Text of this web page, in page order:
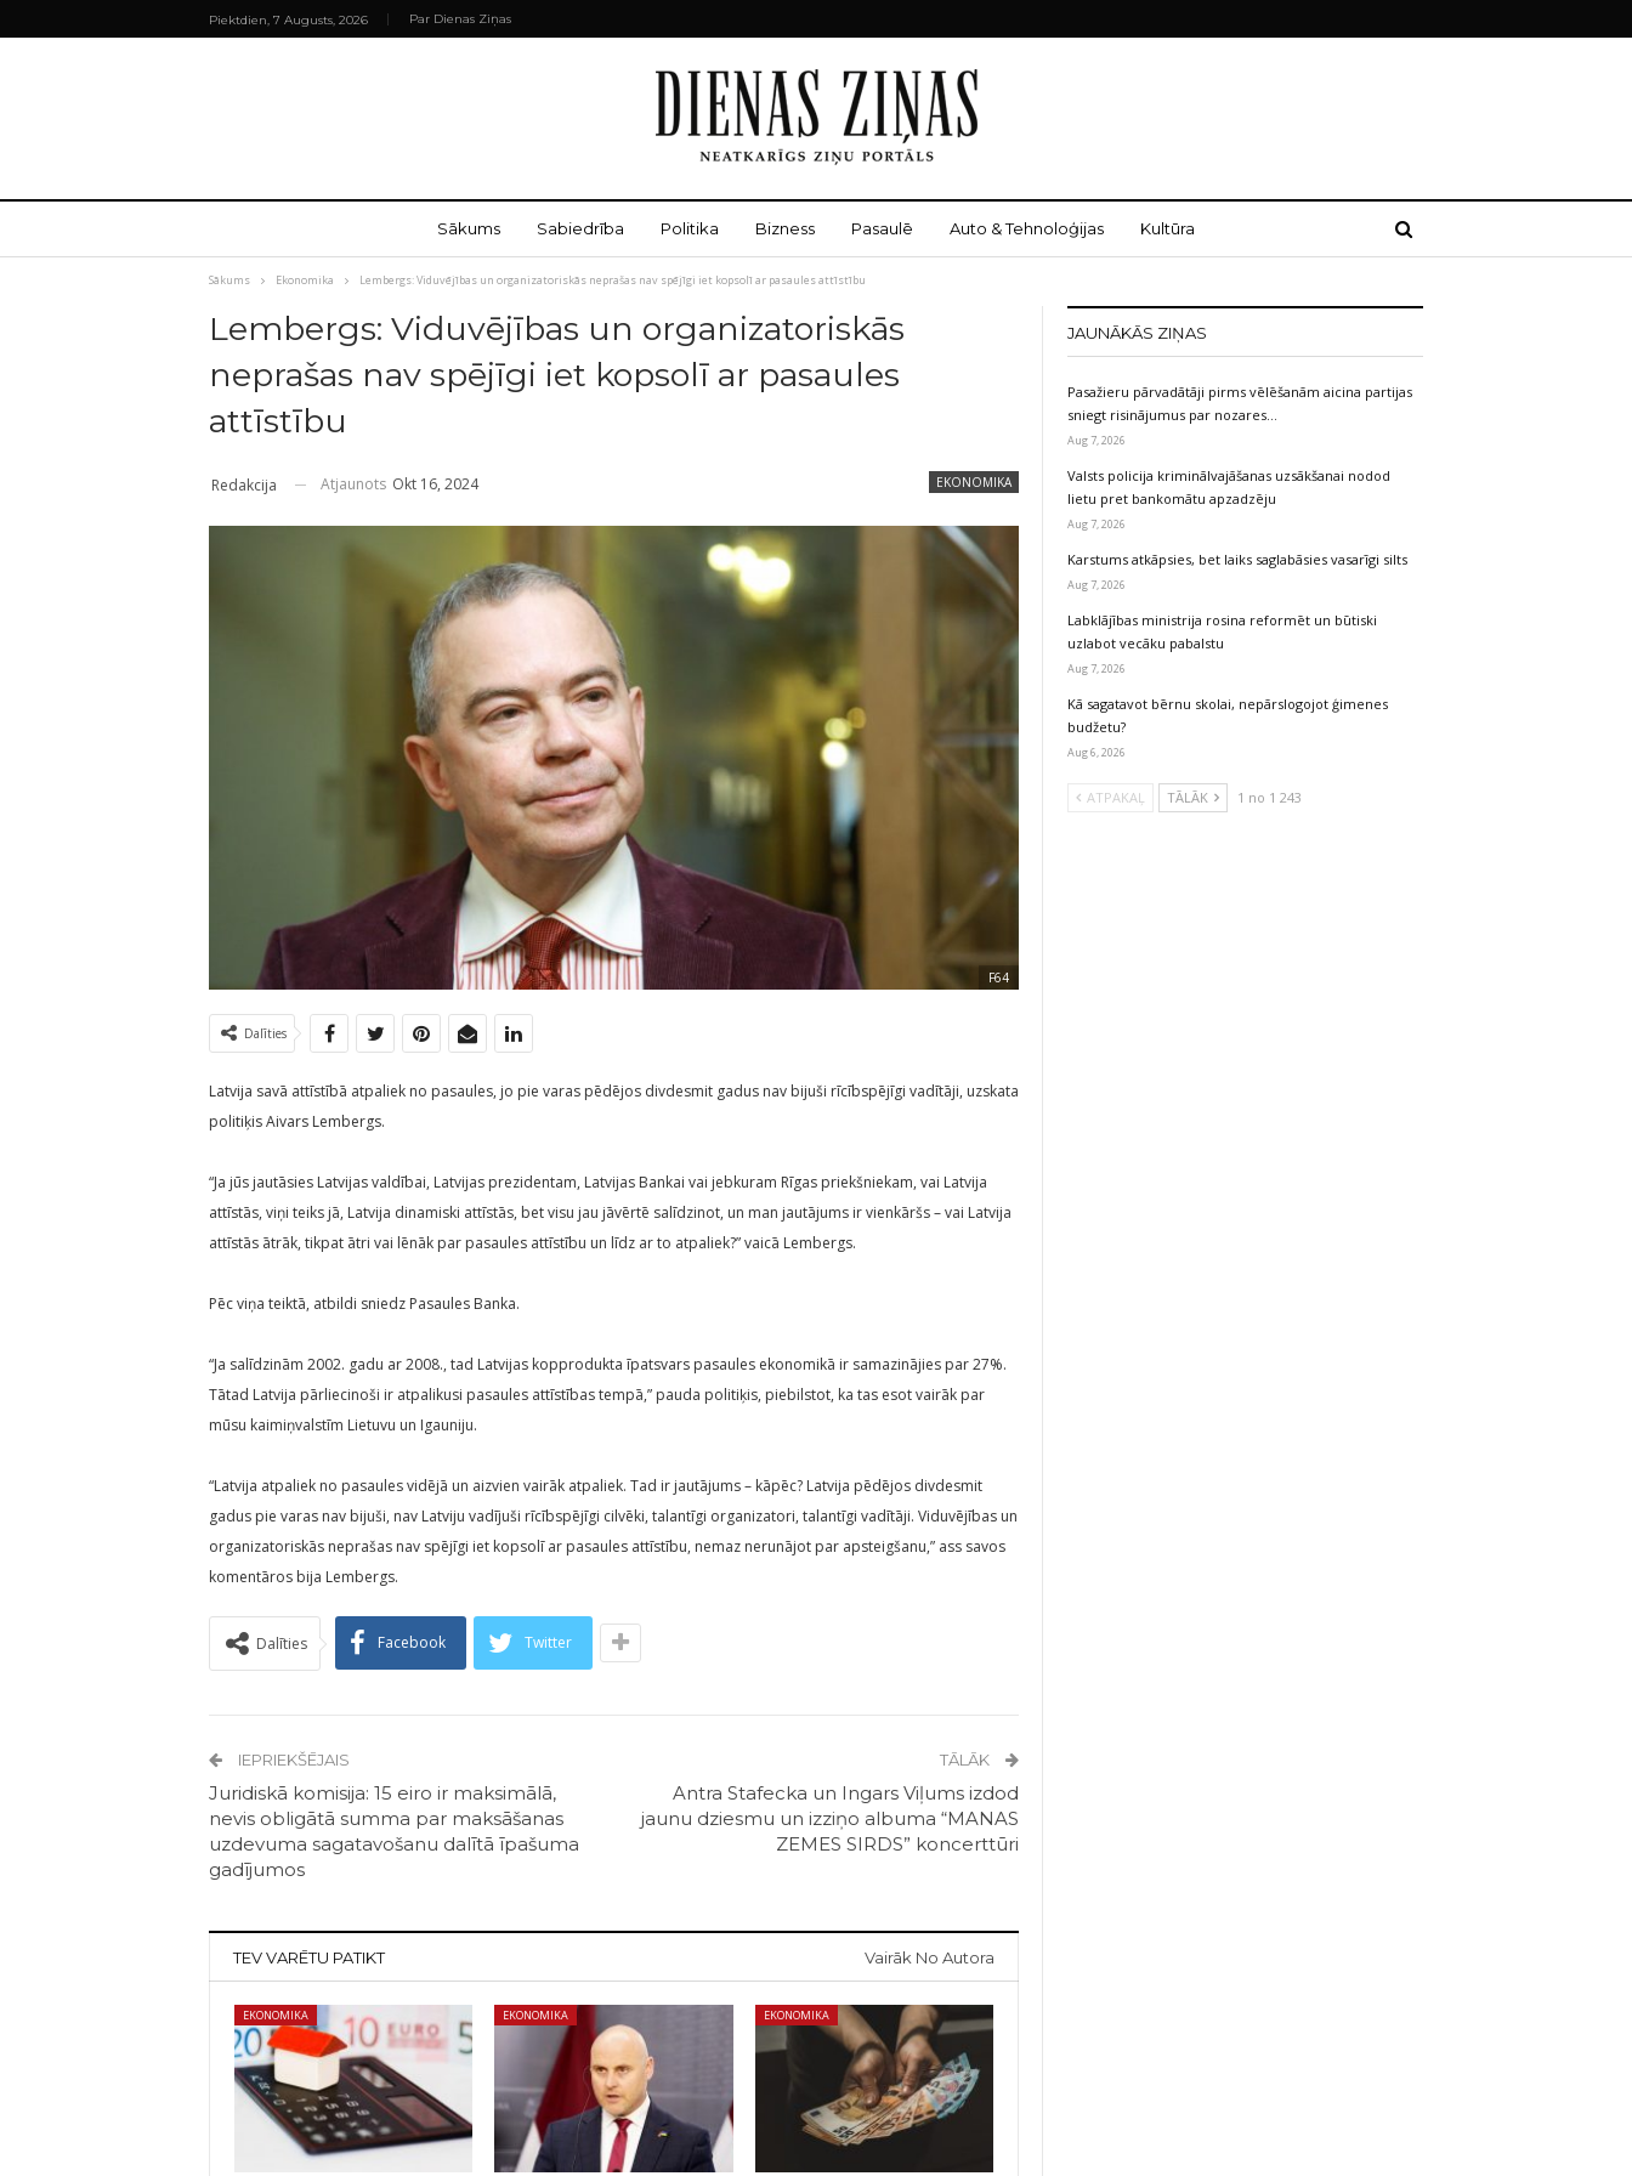
Piektdien, 7 Augusts, 2026 Par Dienas Ziņas
Sākums Sabiedrība Politika Bizness Pasaulē Auto & Tehnoloģijas Kultūra
Sākums Ekonomika Lembergs: Viduvējības un organizatoriskās neprašas nav spējīgi iet kopsolī ar pasaules attīstību
Lembergs: Viduvējības un organizatoriskās
neprašas nav spējīgi iet kopsolī ar pasaules
attīstību
EKONOMIKA
Redakcija Atjaunots Okt 16, 2024
F64
Dalīties
Latvija savā attīstībā atpaliek no pasaules, jo pie varas pēdējos divdesmit gadus nav bijuši rīcībspējīgi vadītāji, uzskata
politiķis Aivars Lembergs.
“Ja jūs jautāsies Latvijas valdībai, Latvijas prezidentam, Latvijas Bankai vai jebkuram Rīgas priekšniekam, vai Latvija
attīstās, viņi teiks jā, Latvija dinamiski attīstās, bet visu jau jāvērtē salīdzinot, un man jautājums ir vienkāršs – vai Latvija
attīstās ātrāk, tikpat ātri vai lēnāk par pasaules attīstību un līdz ar to atpaliek?” vaicā Lembergs.
Pēc viņa teiktā, atbildi sniedz Pasaules Banka.
“Ja salīdzinām 2002. gadu ar 2008., tad Latvijas kopprodukta īpatsvars pasaules ekonomikā ir samazinājies par 27%.
Tātad Latvija pārliecinoši ir atpalikusi pasaules attīstības tempā,” pauda politiķis, piebilstot, ka tas esot vairāk par
mūsu kaimiņvalstīm Lietuvu un Igauniju.
“Latvija atpaliek no pasaules vidējā un aizvien vairāk atpaliek. Tad ir jautājums – kāpēc? Latvija pēdējos divdesmit
gadus pie varas nav bijuši, nav Latviju vadījuši rīcībspējīgi cilvēki, talantīgi organizatori, talantīgi vadītāji. Viduvējības un
organizatoriskās neprašas nav spējīgi iet kopsolī ar pasaules attīstību, nemaz nerunājot par apsteigšanu,” ass savos
komentāros bija Lembergs.
Dalīties Facebook Twitter
IEPRIEKŠĒJAIS
Juridiskā komisija: 15 eiro ir maksimālā,
nevis obligātā summa par maksāšanas
uzdevuma sagatavošanu dalītā īpašuma
gadījumos
TĀLĀK
Antra Stafecka un Ingars Viļums izdod
jaunu dziesmu un izziņo albuma “MANAS
ZEMES SIRDS” koncerttūri
TEV VARĒTU PATIKT Vairāk No Autora
EKONOMIKA EKONOMIKA EKONOMIKA
JAUNĀKĀS ZIŅAS
Pasažieru pārvadātāji pirms vēlēšanām aicina partijas
sniegt risinājumus par nozares…
Aug 7, 2026
Valsts policija kriminālvajāšanas uzsākšanai nodod
lietu pret bankomātu apzadzēju
Aug 7, 2026
Karstums atkāpsies, bet laiks saglabāsies vasarīgi silts
Aug 7, 2026
Labklājības ministrija rosina reformēt un būtiski
uzlabot vecāku pabalstu
Aug 7, 2026
Kā sagatavot bērnu skolai, nepārslogojot ģimenes
budžetu?
Aug 6, 2026
ATPAKAĻ TĀLĀK 1 no 1 243